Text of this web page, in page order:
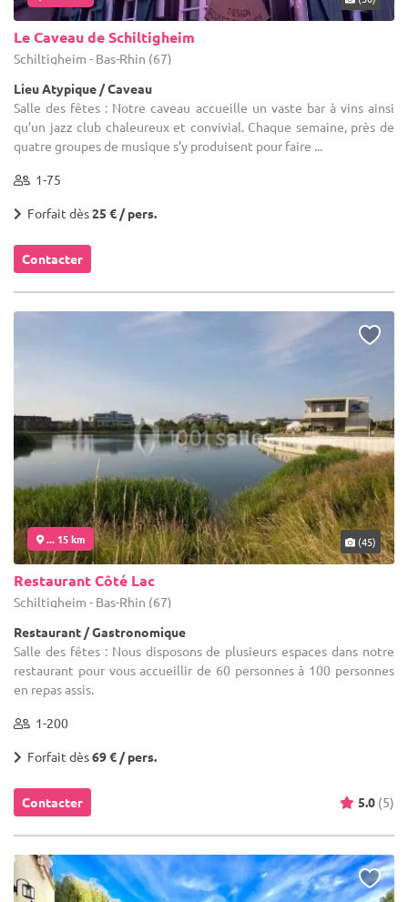
Le Caveau de Schiltigheim
Schiltigheim - Bas-Rhin (67)
Lieu Atypique / Caveau
Salle des fêtes : Notre caveau accueille un vaste bar à vins ainsi
qu’un jazz club chaleureux et convivial. Chaque semaine, près de
quatre groupes de musique s’y produisent pour faire ...
1-75
Forfait dès25 € / pers.
Contacter
... 15 km (45)
Restaurant Côté Lac
Schiltigheim - Bas-Rhin (67)
Restaurant / Gastronomique
Salle des fêtes : Nous disposons de plusieurs espaces dans notre
restaurant pour vous accueillir de 60 personnes à 100 personnes
en repas assis.
1-200
Forfait dès69 € / pers.
Contacter 5.0 (5)